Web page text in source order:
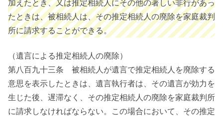
加えたとき、又は推定相続人にその他の著しい非行があっ
たときは、被相続人は、その推定相続人の廃除を家庭裁判
所に請求することができる。
（遺言による推定相続人の廃除）
第八百九十三条 被相続人が遺言で推定相続人を廃除する
意思を表示したときは、遺言執行者は、その遺言が効力を
生じた後、遅滞なく、その推定相続人の廃除を家庭裁判所
に請求しなければならない。この場合において、その推定